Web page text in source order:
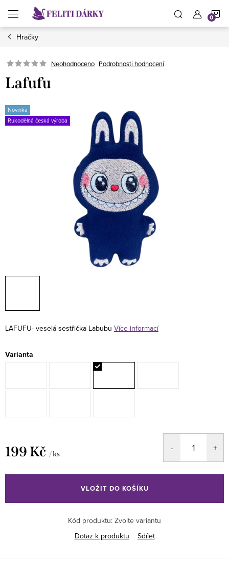
obsah
Hračky
Neohodnoceno Podrobnosti hodnocení
Lafufu
Novinka
Rukodělná česká výroba
LAFUFU- veselá sestřička Labubu Více informací
Varianta
199 Kč / ks
cena:
VLOŽIT DO KOŠÍKU
Kód produktu: Zvolte variantu
Dotaz k produktu
Sdílet